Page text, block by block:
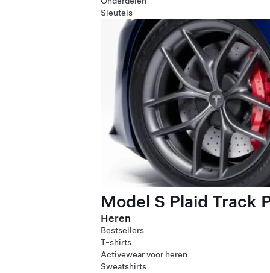
Sleutels
Model S Plaid Track
Heren
Bestsellers
T-shirts
Activewear voor heren
Sweatshirts